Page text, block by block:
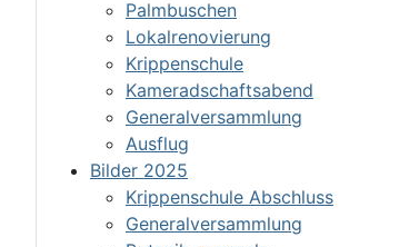
Palmbuschen
Lokalrenovierung
Krippenschule
Kameradschaftsabend
Generalversammlung
Ausflug
Bilder 2025
Krippenschule Abschluss
Generalversammlung